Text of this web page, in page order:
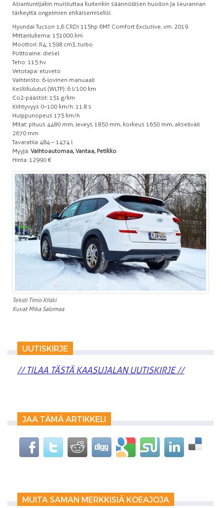
Asiantuntijakin muistuttaa kuitenkin säännöllisen huollon ja seurannan
tärkeyttä ongelmien ehkäisemiseksi.
Hyundai Tucson 1,6 CRDi 115hp 6MT Comfort Exclusive, vm. 2019
Mittarilukema: 151 000 km
Moottori: R4, 1598 cm3, turbo
Polttoaine: diesel
Teho: 115 hv
Vetotapa: etuveto
Vaihteisto: 6-lovinen manuaali
Keskikulutus (WLTP): 6 l/100 km
Co2-päästöt: 151 g/km
Kiihtyvyys 0–100 km/h: 11.8 s
Huippunopeus 175 km/h
Mitat: pituus 4480 mm, leveys 1850 mm, korkeus 1650 mm, akseliväli
2670 mm
Tavaratila 484 – 1474 l
Myyjä: Vaihtoautomaa, Vantaa, Petikko
Hinta: 12 990 €
Teksti Timo Kiiski
Kuvat Mika Salomaa
UUTISKIRJE
// TILAA TÄSTÄ KAASUJALAN UUTISKIRJE //
JAA TÄMÄ ARTIKKELI
MUITA SAMAN MERKKISIÄ KOEAJOJA